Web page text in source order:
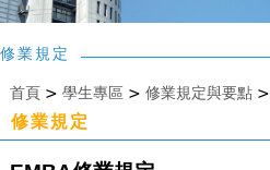
修業規定
首頁> 學生專區> 修業規定與要點>
修業規定